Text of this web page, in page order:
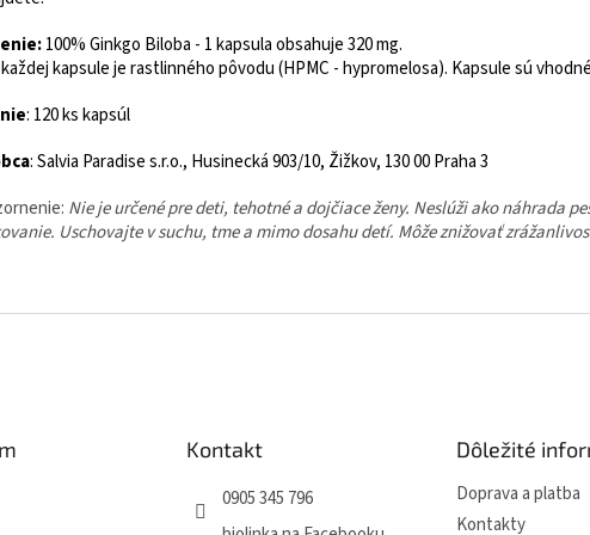
100% Ginkgo Biloba - 1 kapsula obsahuje 320 mg.
kapsule je rastlinného pôvodu (HPMC - hypromelosa). Kapsule sú
: 120 ks kapsúl
: Salvia Paradise s.r.o., Husinecká 903/10, Žižkov, 130 00 Praha 3
Nie je určené pre deti, tehotné a dojčiace ženy. Neslúži ako náhrada
Uschovajte v suchu, tme a mimo dosahu detí. Môže znižovať
Kontakt
0905 345 796
Dôležité
Doprava a platba
Kontakty